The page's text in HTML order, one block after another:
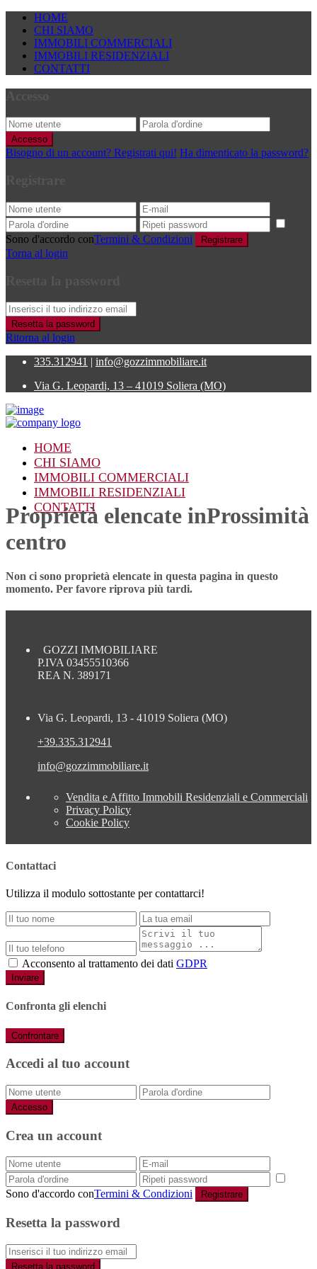
HOME
CHI SIAMO
IMMOBILI COMMERCIALI
IMMOBILI RESIDENZIALI
CONTATTI
Accesso
Bisogno di un account? Registrati qui! Ha dimenticato la password?
Sono d'accordo conTermini & Condizioni Registrare
Torna al login
Resetta la password
Ritorna al login
335.312941 | info@gozzimmobiliare.it
Via G. Leopardi, 13 – 41019 Soliera (MO)
HOME
CHI SIAMO
IMMOBILI COMMERCIALI
IMMOBILI RESIDENZIALI
CONTATTI
Proprietà elencate inProssimità
centro
Non ci sono proprietà elencate in questa pagina in questo
momento. Per favore riprova più tardi.
GOZZI IMMOBILIARE
P.IVA 03455510366
REA N. 389171
Via G. Leopardi, 13 - 41019 Soliera (MO)
+39.335.312941
info@gozzimmobiliare.it
Vendita e Affitto Immobili Residenziali e Commerciali
Privacy Policy
Cookie Policy
Contattaci
Utilizza il modulo sottostante per contattarci!
Acconsento al trattamento dei dati GDPR
Inviare
Confronta gli elenchi
Confrontare
Accedi al tuo account
Accesso
Crea un account
Sono d'accordo conTermini & Condizioni Registrare
Resetta la password
Resetta la password